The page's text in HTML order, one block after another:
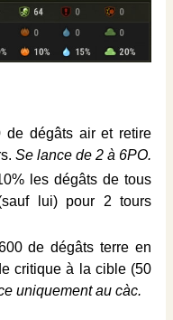
de dégâts air et retire
Se lance de 2 à 6PO.
les dégâts de tous
lui) pour 2 tours
de dégâts terre en
critique à la cible (50
uniquement au càc.